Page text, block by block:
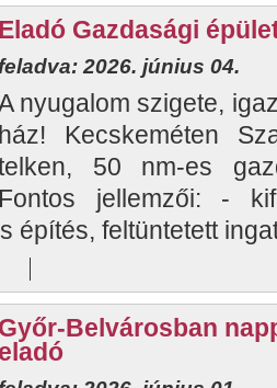
Eladó Gazdasági
feladva: 2026. június 04.
nyugalom szigete,
ház! Kecskeméten
50 nm-es
Fontos jellemzői: -
építés, feltüntetett
Győr-Belvárosban
eladó